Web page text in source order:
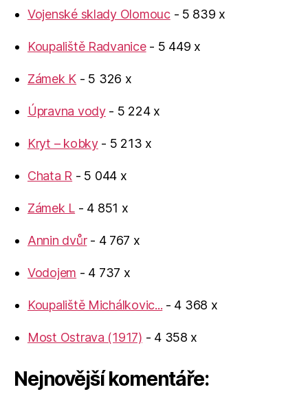
Vojenské sklady Olomouc- 5 839 x
Koupaliště Radvanice- 5 449 x
Zámek K - 5 326 x
Úpravna vody- 5 224 x
Kryt – kobky- 5 213 x
Chata R - 5 044 x
Zámek L - 4 851 x
Annin dvůr- 4 767 x
Vodojem - 4 737 x
Koupaliště Michálkovic... - 4 368 x
Most Ostrava (1917) - 4 358 x
Nejnovější komentáře: